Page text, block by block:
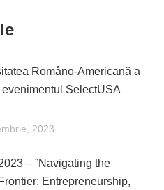
Româno-Americană a
SelectUSA
2023
– ”Navigating the
Entrepreneurship,